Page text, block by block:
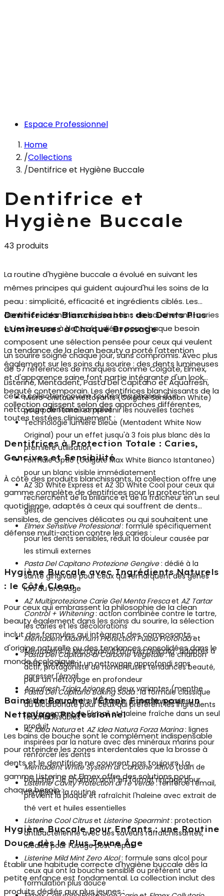
Espace Professionnel
Home
/Collections
/Dentifrice et Hygiène Buccale
Dentifrice et
Hygiène Buccale
43 produits
La routine d'hygiène buccale a évolué en suivant les
mêmes principes qui guident aujourd'hui les soins de la
peau : simplicité, efficacité et ingrédients ciblés. Les
dentifrices blanchissants, les bains de bouche anti-caries
et les brosses à dents étudiées pour chaque besoin
composent une sélection pensée pour ceux qui veulent
un sourire soigné chaque jour, sans compromis. Avec plus
de 57 références de marques comme Colgate, Elmex,
Listerine, Mentadent, Pasta Del Capitano et Aquafresh,
cette collection couvre toutes les phases d'un
nettoyage dentaire complet.
Dentifrices Blanchissants : des Dents Plus
Lumineuses à Chaque Brossage
La tendance de la clean beautya porté l'attention
également sur les soins du sourire : des dents lumineuses
et d'apparence saine font partie intégrante d'un look
beauté contemporain. Les dentifrices blanchissants de la
collection agissent selon des approches différentes,
toutes testées cliniquement :
Micro-cristaux nettoyants(Colgate Sensation White)
pour polir l'émail et prévenir les nouvelles taches
Technologie lumière bleue (Mentadent White Now
Original) pour un effet jusqu'à 3 fois plus blanc dès la
première utilisation
Formule Optic (Colgate Max White Bianco Istantaneo)
pour un blanc visible immédiatement
AZ 3D White Express et AZ 3D White Cool pour ceux qui
recherchent de la brillance et de la fraîcheur en un seul
geste
Dentifrices à Protection Totale : Caries,
Gencives et Sensibilité
À côté des produits blanchissants, la collection offre une
gamme complète de dentifrices pour la protection
quotidienne, adaptés à ceux qui souffrent de dents
sensibles, de gencives délicates ou qui souhaitent une
défense multi-action contre les caries :
Elmex Sensitive Professional: formulé spécifiquement
pour les dents sensibles, réduit la douleur causée par
les stimuli externes
Pasta Del Capitano Protezione Gengive: dédié à la
santé gingivale pour ceux qui remarquent des gênes
lors du brossage
AZ Multiprotezione Carie Gel Menta Frescaet AZ Tartar
Control + Whitening: action combinée contre le tartre,
les caries et les décolorations
Mentadent Maximum Protection Pulizia Profondaet
Mentadent ai Microgranuli Formula Delicata: adaptés à
ceux qui veulent un nettoyage approfondi sans
agresser l'émail
Aquafresh Tripla Azioneen deux variantes (menthe
délicate et menthe fraîche) : protection caries,
renforcement de l'émail et haleine fraîche dans un seul
produit
Hygiène Buccale avec Ingrédients Naturels
: le Côté Clean
Pour ceux qui embrassent la philosophie de la clean
beautyégalement dans les soins du sourire, la sélection
inclut des formules qui intègrent des composants
d'origine naturelle ou des tendances consolidées dans le
monde écologique :
Pasta Del Capitano al Carbone Vegetale: le charbon
actif, protagoniste de nombreuses tendances beauté,
pour un nettoyage en profondeur
Pasta Del Capitano Baking Soda: la formule classique
au bicarbonate pour ceux qui préfèrent les ingrédients
reconnaissables
AZ Idea Naturaet AZ Idea Natura Forza Marina: lignes
inspirées par la nature avec des minéraux marins pour
renforcer les dents
Mentadent White System al Carbone Attivo(bain de
bouche) : le charbon actif en format rinçage pour
compléter la routine
Bains de Bouche : l'Étape Finale pour un
Nettoyage Professionnel
Les bains de bouche sont le complément indispensable
pour atteindre les zones interdentales que la brosse à
dents et le dentifrice ne couvrent pas toujours. La
gamme Listerine et Elmex offre des solutions pour
chaque besoin :
Listerine Cavity Protection al Tè Verde: renforce l'émail,
prévient la plaque et rafraîchit l'haleine avec extrait de
thé vert et huiles essentielles
Listerine Cool Citruset Listerine Spearmint: protection
antibactérienne avec des saveurs rafraîchissantes,
idéales pour l'usage post-repas
Listerine Mild Mint Zero Alcol: formule sans alcol pour
ceux qui ont la bouche sensible ou préfèrent une
formulation plus douce
Hygiène Buccale pour Enfants : une Routine
Douce dès le Plus Jeune Âge
Établir une habitude correcte d'hygiène buccale dès la
petite enfance est fondamental. La collection inclut des
produits dédiés aux plus jeunes :